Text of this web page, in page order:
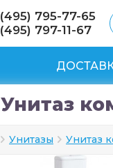
795-77-65
797-11-67
Унитазы Унитаз